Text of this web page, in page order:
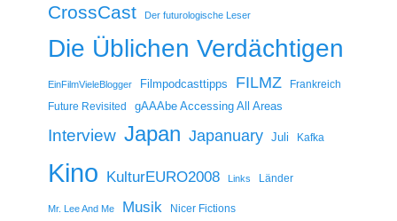
CrossCast Der futurologische Leser
Die Üblichen Verdächtigen
EinFilmVieleBlogger Filmpodcasttipps FILMZ
Frankreich
Future Revisited
gAAAbe Accessing All Areas
Interview Japan Japanuary Juli Kafka
Kino KulturEURO2008 Links Länder
Mr. Lee And Me Musik Nicer Fictions